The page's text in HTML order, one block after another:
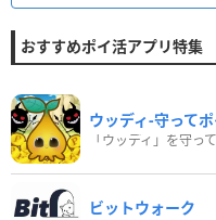
おすすめポイ活アプリ特集
ウッディ‐守って
「ウッディ」を守っ
ビットウォーク